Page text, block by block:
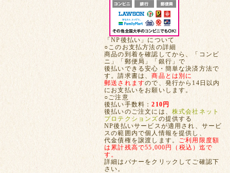
「NP後払い」について
○このお支払方法の詳細
商品の到着を確認してから、「コンビ
ニ」「郵便局」「銀行」で
後払いできる安心・簡単な決済方法で
す。請求書は、商品とは別に
郵送されますので、発行から14日以内
にお支払いをお願いします。
○ご注意
後払い手数料：210円
後払いのご注文には、 株式会社ネット
プロテクションズの提供する
NP後払いサービスが適用され、サービ
スの範囲内で個人情報を提供し、
代金債権を譲渡します。 ご利用限度額
は累計残高で55,000円（税込）迄で
す。
詳細はバナーをクリックしてご確認下
さい。